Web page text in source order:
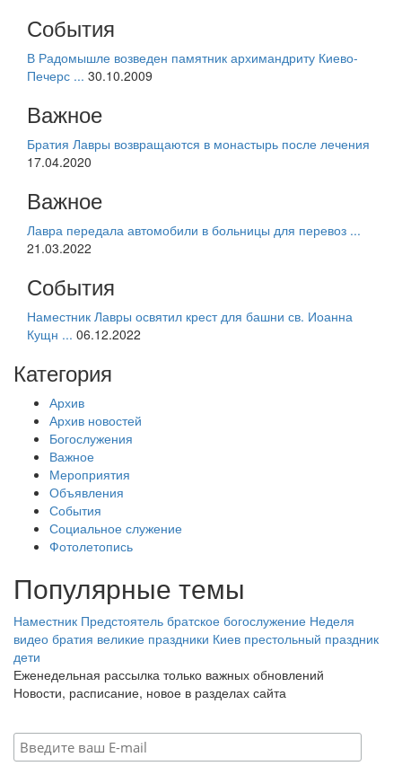
События
В Радомышле возведен памятник архимандриту Киево-
Печерс ... 30.10.2009
Важное
Братия Лавры возвращаются в монастырь после лечения
17.04.2020
Важное
Лавра передала автомобили в больницы для перевоз ...
21.03.2022
События
Наместник Лавры освятил крест для башни св. Иоанна
Кущн ... 06.12.2022
Категория
Архив
Архив новостей
Богослужения
Важное
Мероприятия
Объявления
События
Социальное служение
Фотолетопись
Популярные темы
Наместник Предстоятель братское богослужение Неделя
видео братия великие праздники Киев престольный праздник
дети
Еженедельная рассылка только важных обновлений
Новости, расписание, новое в разделах сайта